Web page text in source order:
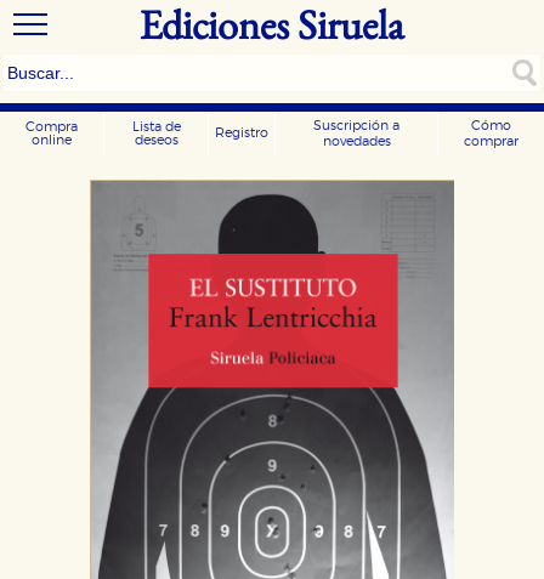
Ediciones Siruela
Compra
online
Lista de
deseos
Registro
Suscripción a
novedades
Cómo
comprar